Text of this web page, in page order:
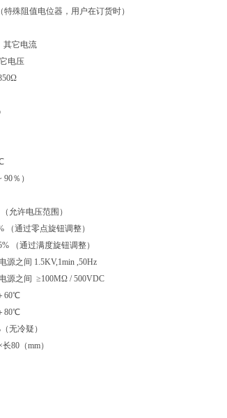
殊阻值电位器，用户在订货时）
其它电流
电压
％）
允许电压范围）
（通过零点旋钮调整）
（通过满度旋钮调整）
源之间 1.5KV,1min ,50Hz
源之间 ≥100MΩ / 500VDC
60℃
80℃
无冷疑）
80（mm）